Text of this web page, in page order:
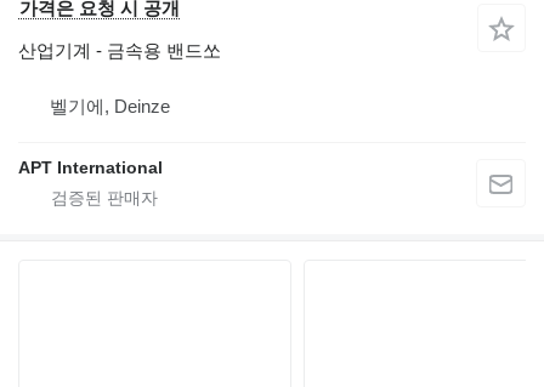
가격은 요청 시 공개
산업기계 - 금속용 밴드쏘
벨기에, Deinze
APT International